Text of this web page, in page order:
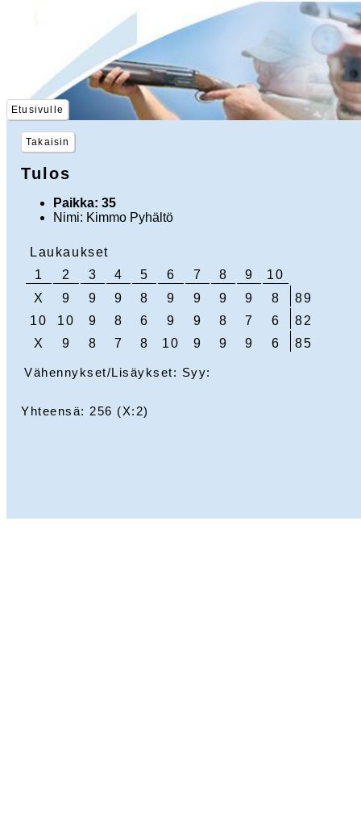
Etusivulle
Takaisin
Tulos
Paikka: 35
Nimi: Kimmo Pyhältö
Laukaukset
1
2 3 4 5 6 7 8 9
10
X
9 9 9 8 9 9 9 9 8
89
10
10 9 8 6 9 9 8 7 6
82
X
9 8 7 8 10 9 9 9 6 85
Vähennykset/Lisäykset: Syy:
Yhteensä: 256 (X: 2)